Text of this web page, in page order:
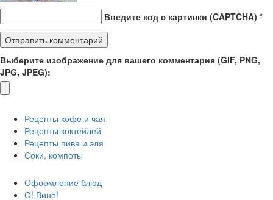
Введите код с картинки (CAPTCHA) *
Выберите изображение для вашего комментария (GIF, PNG,
JPG, JPEG):
Рецепты кофе и чая
Рецепты коктейлей
Рецепты пива и эля
Соки, компоты
Оформление блюд
О! Вино!